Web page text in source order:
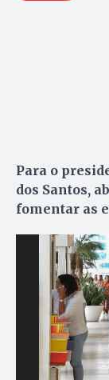
Para o
dos Santos,
fomentar as